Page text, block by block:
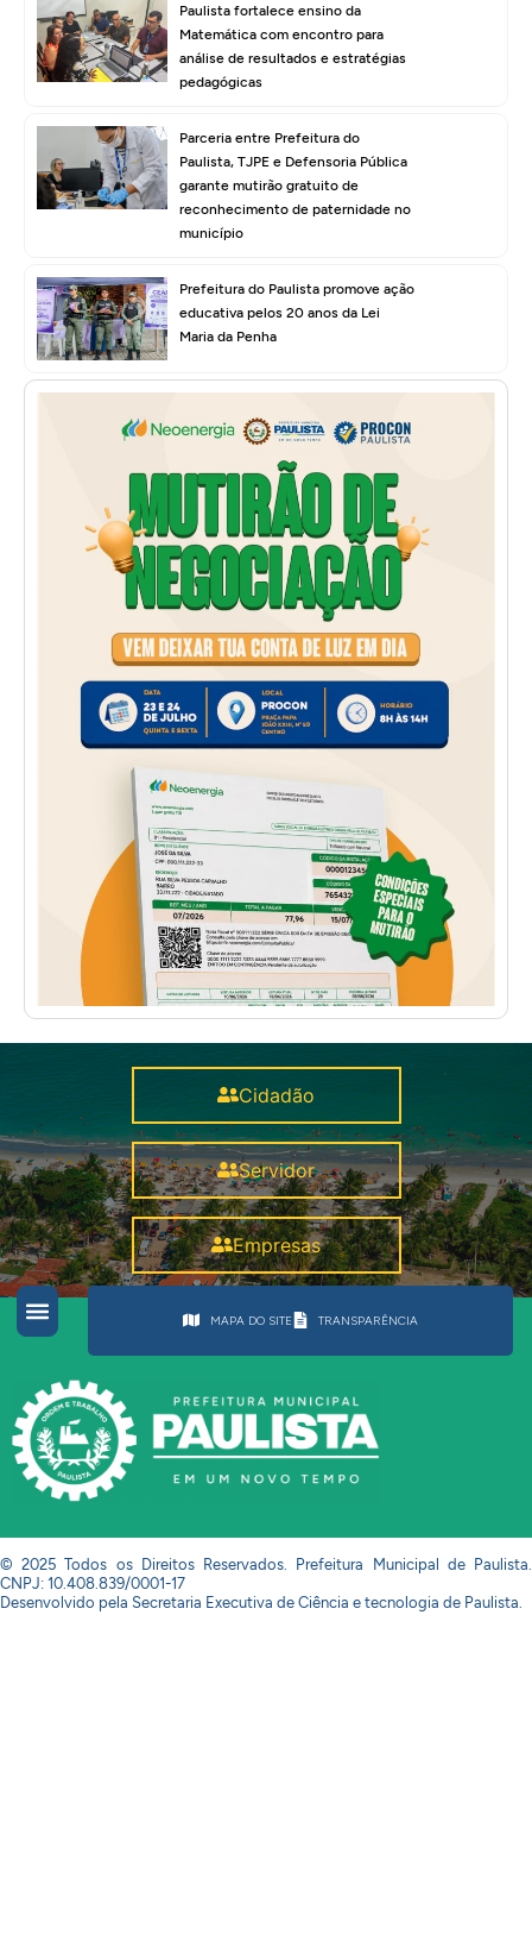
Paulista fortalece ensino da
Matemática com encontro para
análise de resultados e estratégias
pedagógicas
Parceria entre Prefeitura do
Paulista, TJPE e Defensoria Pública
garante mutirão gratuito de
reconhecimento de paternidade no
município
Prefeitura do Paulista promove ação
educativa pelos 20 anos da Lei
Maria da Penha
Cidadão
Servidor
Empresas
MAPA DO SITE TRANSPARÊNCIA
© 2025 Todos os Direitos Reservados. Prefeitura Municipal de Paulista.
CNPJ: 10.408.839/0001-17
Desenvolvido pela Secretaria Executiva de Ciência e tecnologia de Paulista.